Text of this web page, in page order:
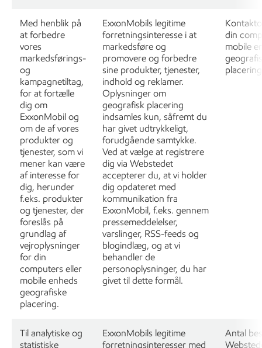
Med henblik på
at forbedre
vores
markedsførings-
og
kampagnetiltag,
for at fortælle
dig om
ExxonMobil og
om de af vores
produkter og
tjenester, som vi
mener kan være
af interesse for
dig, herunder
f.eks. produkter
og tjenester, der
foreslås på
grundlag af
vejroplysninger
for din
computers eller
mobile enheds
geografiske
placering.
ExxonMobils legitime
forretningsinteresse i at
markedsføre og
promovere og forbedre
sine produkter, tjenester,
indhold og reklamer.
Oplysninger om
geografisk placering
indsamles kun, såfremt du
har givet udtrykkeligt,
forudgående samtykke.
Ved at vælge at registrere
dig via Webstedet
accepterer du, at vi holder
dig opdateret med
kommunikation fra
ExxonMobil, f.eks. gennem
pressemeddelelser,
varslinger, RSS-feeds og
blogindlæg, og at vi
behandler de
personoplysninger, du har
givet til dette formål.
din
mobile
Til analytiske og
statistiske
ExxonMobils legitime
forretningsinteresser med
Antal